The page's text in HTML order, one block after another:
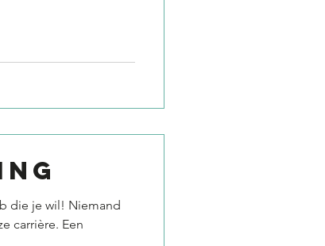
die je wil! Niemand
carrière. Een